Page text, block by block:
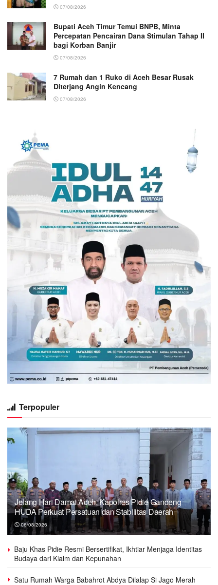
07/08/2026
Bupati Aceh Timur Temui BNPB, Minta
Percepatan Pencairan Dana Stimulan Tahap II
bagi Korban Banjir
07/08/2026
7 Rumah dan 1 Ruko di Aceh Besar Rusak
Diterjang Angin Kencang
07/08/2026
Terpopuler
Jelang Hari Damai Aceh, Kapolres Pidie Gandeng
HUDA Perkuat Persatuan dan Stabilitas Daerah
06/08/2026
Baju Khas Pidie Resmi Bersertifikat, Ikhtiar Menjaga Identitas
Budaya dari Klaim dan Kepunahan
Satu Rumah Warga Babahrot Abdya Dilalap Si Jago Merah